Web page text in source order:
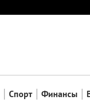
Спорт Финансы